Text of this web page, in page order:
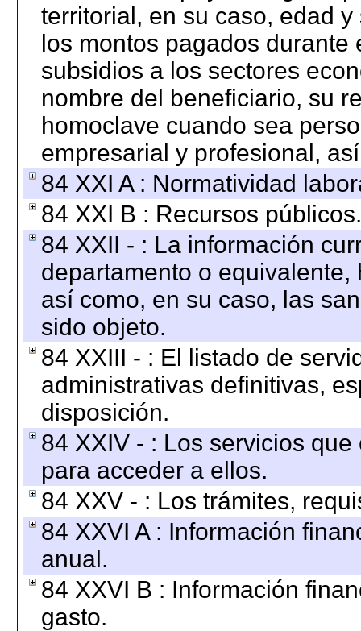
territorial, en su caso, edad
los montos pagados
subsidios a los sectores
nombre del beneficiario, su
homoclave cuando sea
empresarial y profesional,
84 XXI A : Normatividad
84 XXI B : Recursos públicos.
84 XXII - : La información
departamento o
así como, en su caso, las
sido objeto.
84 XXIII - : El listado de
administrativas definitivas,
disposición.
84 XXIV - : Los servicios
para acceder a ellos.
84 XXV - : Los trámites,
84 XXVI A : Información
anual.
84 XXVI B : Información
gasto.